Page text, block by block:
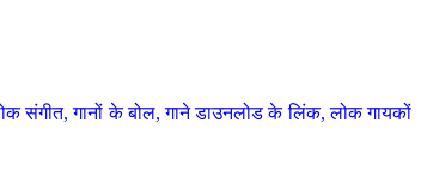
संगीत, गानों के बोल, गाने डाउनलोड के लिंक, लोक गायकों